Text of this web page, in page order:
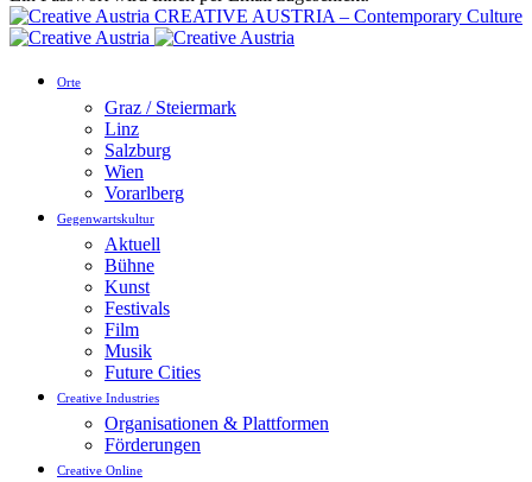
CREATIVE AUSTRIA – Contemporary Culture
Orte
Graz / Steiermark
Linz
Salzburg
Wien
Vorarlberg
Gegenwartskultur
Aktuell
Bühne
Kunst
Festivals
Film
Musik
Future Cities
Creative Industries
Organisationen & Plattformen
Förderungen
Creative Online